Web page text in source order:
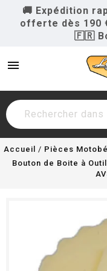
🚚 Expédition
offerte dès 190
🇫🇷
menu
Accueil Pièces
Bouton de Boite à